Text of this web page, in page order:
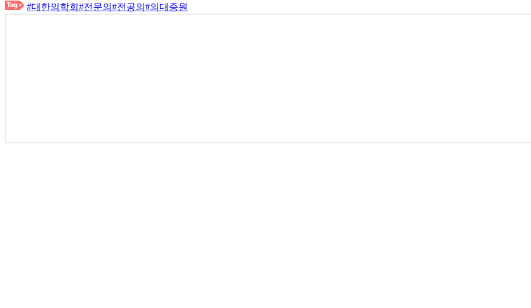
#대한의학회 #전문의 #전공의 #의대증원